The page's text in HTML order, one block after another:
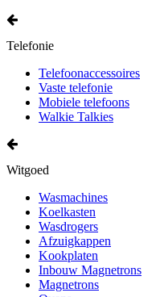
Telefonie
Telefoonaccessoires
Vaste telefonie
Mobiele telefoons
Walkie Talkies
Witgoed
Wasmachines
Koelkasten
Wasdrogers
Afzuigkappen
Kookplaten
Inbouw Magnetrons
Magnetrons